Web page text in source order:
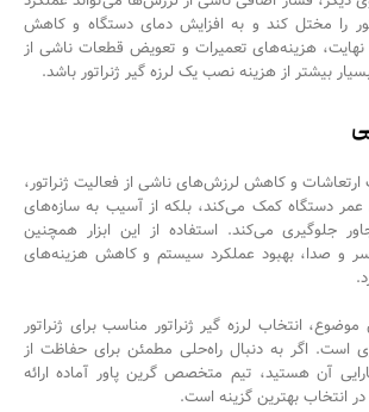
را مختل کند و به افزایش دمای دستگاه و کاهش
نهایت، هزینه‌های تعمیرات و تعویض قطعات ناشی از
بیشتر از هزینه نصب یک لرزه گیر ژنراتور باشد.
ارتعاشات و کاهش لرزش‌های ناشی از فعالیت ژنراتور،
عمر دستگاه کمک می‌کند، بلکه از آسیب به سازه‌های
جلوگیری می‌کند. استفاده از این ابزار همچنین
سر و صدا، بهبود عملکرد سیستم و کاهش هزینه‌های
انتخاب لرزه گیر ژنراتور مناسب برای ژنراتور
است. اگر به دنبال راه‌حلی مطمئن برای حفاظت از
آن هستید، تیم متخصص گرین پاور آماده ارائه
انتخاب بهترین گزینه است.